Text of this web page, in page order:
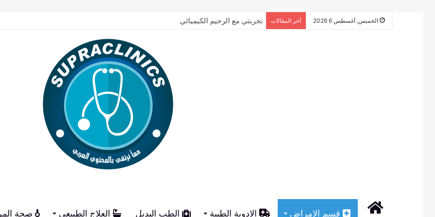
الخميس, أغسطس 6 2026 أخر المقالات تجربتي مع الرجيم الكيميائي
الرئيسيةقسم الامراض الادوية الطبية الطب البديل العلاج الطبيعي صحة